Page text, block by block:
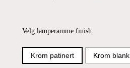
Velg lamperamme finish
Krom patinert Krom blank